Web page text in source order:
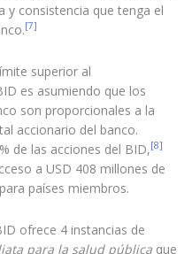
y consistencia que tenga el
[7]
superior al
es asumiendo que los
son proporcionales a la
accionario del banco.
de las acciones del BID,[8]
a USD 408 millones de
países miembros.
ofrece 4 instancias de
para la salud pública que